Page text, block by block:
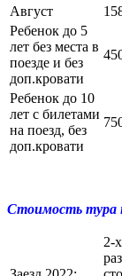
Август
Ребенок до 5
лет без места в
поезде и без
доп.кровати
Ребенок до 10
лет с билетами
на поезд, без
доп.кровати
Стоимость тура
2-